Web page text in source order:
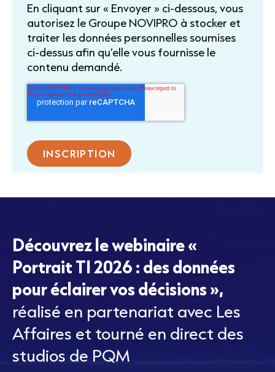
En cliquant sur « Envoyer » ci-dessous, vous
autorisez le Groupe NOVIPRO à stocker et
traiter les données personnelles soumises
ci-dessus afin qu’elle vous fournisse le
contenu demandé.
Découvrez le webinaire «
Portrait TI 2026 : des données
pour éclairer vos décisions »,
réalisé en partenariat avec Les
Affaires et tourné en direct des
studios de PQM